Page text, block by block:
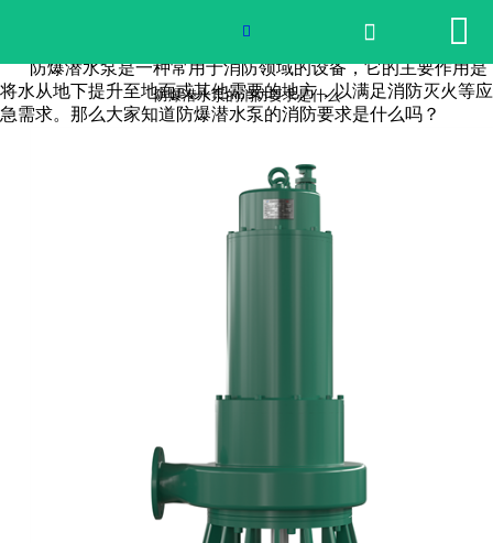
网站首页
2026世界杯官网
荣誉资质

防爆潜水泵的消防要求是什么
 
防爆潜水泵的消防要求是什么
防爆潜水泵是一种常用于消防领域的设备，它的主要作用是
将水从地下提升至地面或其他需要的地方，以满足消防灭火等应
急需求。那么大家知道防爆潜水泵的消防要求是什么吗？